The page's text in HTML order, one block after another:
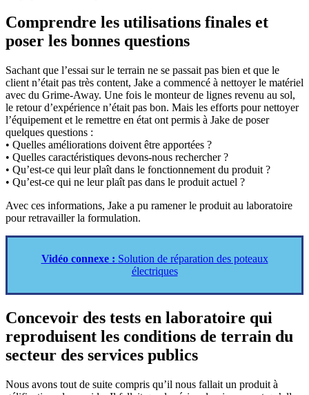
Comprendre les utilisations finales et
poser les bonnes questions
Sachant que l’essai sur le terrain ne se passait pas bien et que le
client n’était pas très content, Jake a commencé à nettoyer le matériel
avec du Grime-Away. Une fois le monteur de lignes revenu au sol,
le retour d’expérience n’était pas bon. Mais les efforts pour nettoyer
l’équipement et le remettre en état ont permis à Jake de poser
quelques questions :
• Quelles améliorations doivent être apportées ?
• Quelles caractéristiques devons-nous rechercher ?
• Qu’est-ce qui leur plaît dans le fonctionnement du produit ?
• Qu’est-ce qui ne leur plaît pas dans le produit actuel ?
Avec ces informations, Jake a pu ramener le produit au laboratoire
pour retravailler la formulation.
Vidéo connexe : Solution de réparation des poteaux
électriques
Concevoir des tests en laboratoire qui
reproduisent les conditions de terrain du
secteur des services publics
Nous avons tout de suite compris qu’il nous fallait un produit à